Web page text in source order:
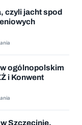
czyli jacht spod
ogólnopolskim
i Konwent
Szczecinie.